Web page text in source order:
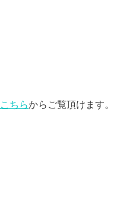
こちらからご覧頂けます。